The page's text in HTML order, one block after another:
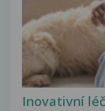
Inovativní